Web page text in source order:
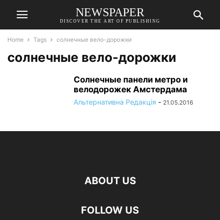
NEWSPAPER
DISCOVER THE ART OF PUBLISHING
Home Tags солнечные вело-дорожки
солнечные вело-дорожки
Солнечные панели метро и
велодорожек Амстердама
Альтернативна Редакція - 21.05.2016
ABOUT US
FOLLOW US